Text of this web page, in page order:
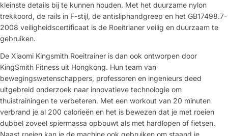
kleinste details bij te kunnen houden. Met het duurzame nylon
trekkoord, de rails in F-stijl, de antisliphandgreep en het GB17498.7-
2008 veiligheidscertificaat is de Roeitrianer veilig en duurzaam te
gebruiken.
De Xiaomi Kingsmith Roeitrainer is dan ook ontworpen door
KingSmith Fitness uit Hongkong. Hun team van
bewegingswetenschappers, professoren en ingenieurs deed
uitgebreid onderzoek naar innovatieve technologie om
thuistrainingen te verbeteren. Met een workout van 20 minuten
verbrand je al 200 calorieën en het is bewezen dat je met roeien
dubbel zoveel spiermassa opbouwt als met hardlopen of fietsen.
Naast roeien kan je de machine ook gebruiken om staand je